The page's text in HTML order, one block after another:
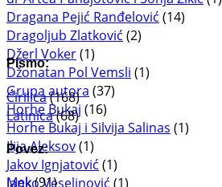
Dragana Pejić Ranđelović (14)
Dragoljub Zlatković (2)
Džerl Voker(1)
Džonatan Pol Vemsli (1)
Grupa autora (37)
Horhe Bukaj (16)
Horhe Bukaj i Silvija Salinas (1)
Ilija Aleksov(1)
Jakov Ignjatović (1)
Janko Veselinović (1)
Pismo:
Ćirilica(168)
Latinica(68)
Povez:
Mek(91)